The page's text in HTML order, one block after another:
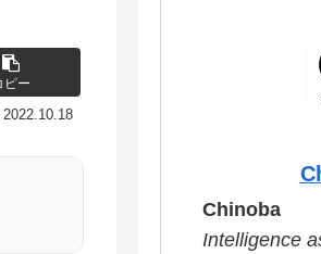
ピー
2022.10.18
Chinoba
Intelligence